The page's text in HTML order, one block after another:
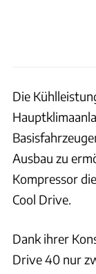
Die
Ausbau zu
Kompressor
Cool Drive.
Dank ihrer
Drive 40 nur